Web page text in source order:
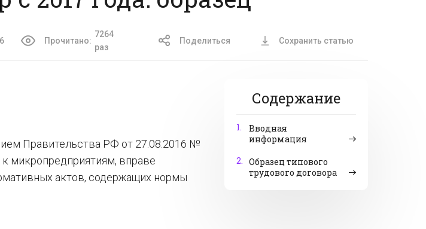
Прочитано:
7264
раз
Поделиться Сохранить статью
Содержание
1.
Вводная
информация
2. Образец типового
трудового договора
Правительства РФ от 27.08.2016 №
к микропредприятиям, вправе
актов, содержащих нормы